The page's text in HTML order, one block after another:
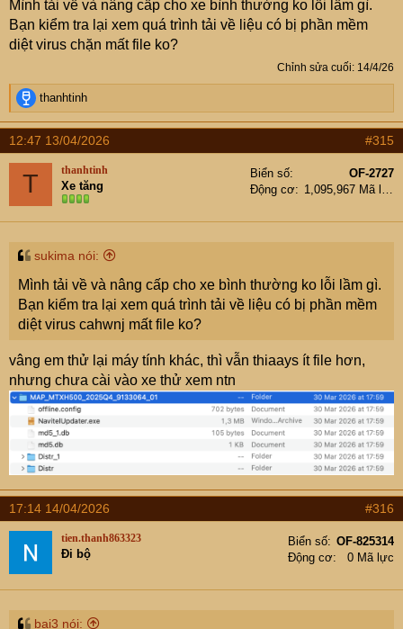
Mình tải về và nâng cấp cho xe bình thường ko lỗi lầm gì.
Bạn kiểm tra lại xem quá trình tải về liệu có bị phần mềm
diệt virus chặn mất file ko?
Chỉnh sửa cuối: 14/4/26
R
e
a
t
n
s
thanhtinh
12:47 13/04/2026 #315
T thanhtinh
Xe tăng
Biển số
OF-2727
Động cơ
sukima nói:
Mình tải về và nâng cấp cho xe bình thường ko lỗi lầm gì.
Bạn kiểm tra lại xem quá trình tải về liệu có bị phần mềm
diệt virus cahwnj mất file ko?
vâng em thử lại máy tính khác, thì vẫn thiaays ít file hơn,
nhưng chưa cài vào xe thử xem ntn
17:14 14/04/2026 #316
tien.thanh863323
Đi bộ
Biển số
OF-825314
Động cơ
0 Mã lực
bai3 nói: